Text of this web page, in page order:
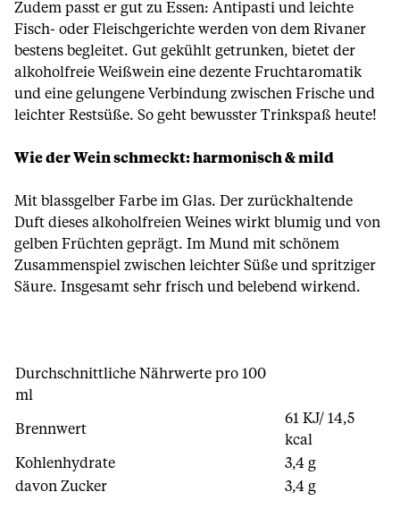
Zudem passt er gut zu Essen: Antipasti und leichte
Fisch- oder Fleischgerichte werden von dem Rivaner
bestens begleitet. Gut gekühlt getrunken, bietet der
alkoholfreie Weißwein eine dezente Fruchtaromatik
und eine gelungene Verbindung zwischen Frische und
leichter Restsüße. So geht bewusster Trinkspaß heute!
Wie der Wein schmeckt: harmonisch & mild
Mit blassgelber Farbe im Glas. Der zurückhaltende
Duft dieses alkoholfreien Weines wirkt blumig und von
gelben Früchten geprägt. Im Mund mit schönem
Zusammenspiel zwischen leichter Süße und spritziger
Säure. Insgesamt sehr frisch und belebend wirkend.
Durchschnittliche Nährwerte pro 100
ml
Brennwert
61 KJ/ 14,5
kcal
Kohlenhydrate
3,4 g
davon Zucker
3,4 g